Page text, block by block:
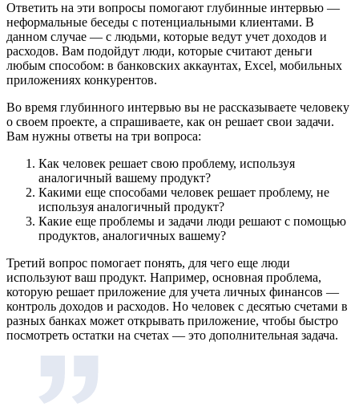
Ответить на эти вопросы помогают глубинные интервью —
неформальные беседы с потенциальными клиентами. В
данном случае — с людьми, которые ведут учет доходов и
расходов. Вам подойдут люди, которые считают деньги
любым способом: в банковских аккаунтах, Excel, мобильных
приложениях конкурентов.
Во время глубинного интервью вы не рассказываете человеку
о своем проекте, а спрашиваете, как он решает свои задачи.
Вам нужны ответы на три вопроса:
Как человек решает свою проблему, используя
аналогичный вашему продукт?
Какими еще способами человек решает проблему, не
используя аналогичный продукт?
Какие еще проблемы и задачи люди решают с помощью
продуктов, аналогичных вашему?
Третий вопрос помогает понять, для чего еще люди
используют ваш продукт. Например, основная проблема,
которую решает приложение для учета личных финансов —
контроль доходов и расходов. Но человек с десятью счетами в
разных банках может открывать приложение, чтобы быстро
посмотреть остатки на счетах — это дополнительная задача.